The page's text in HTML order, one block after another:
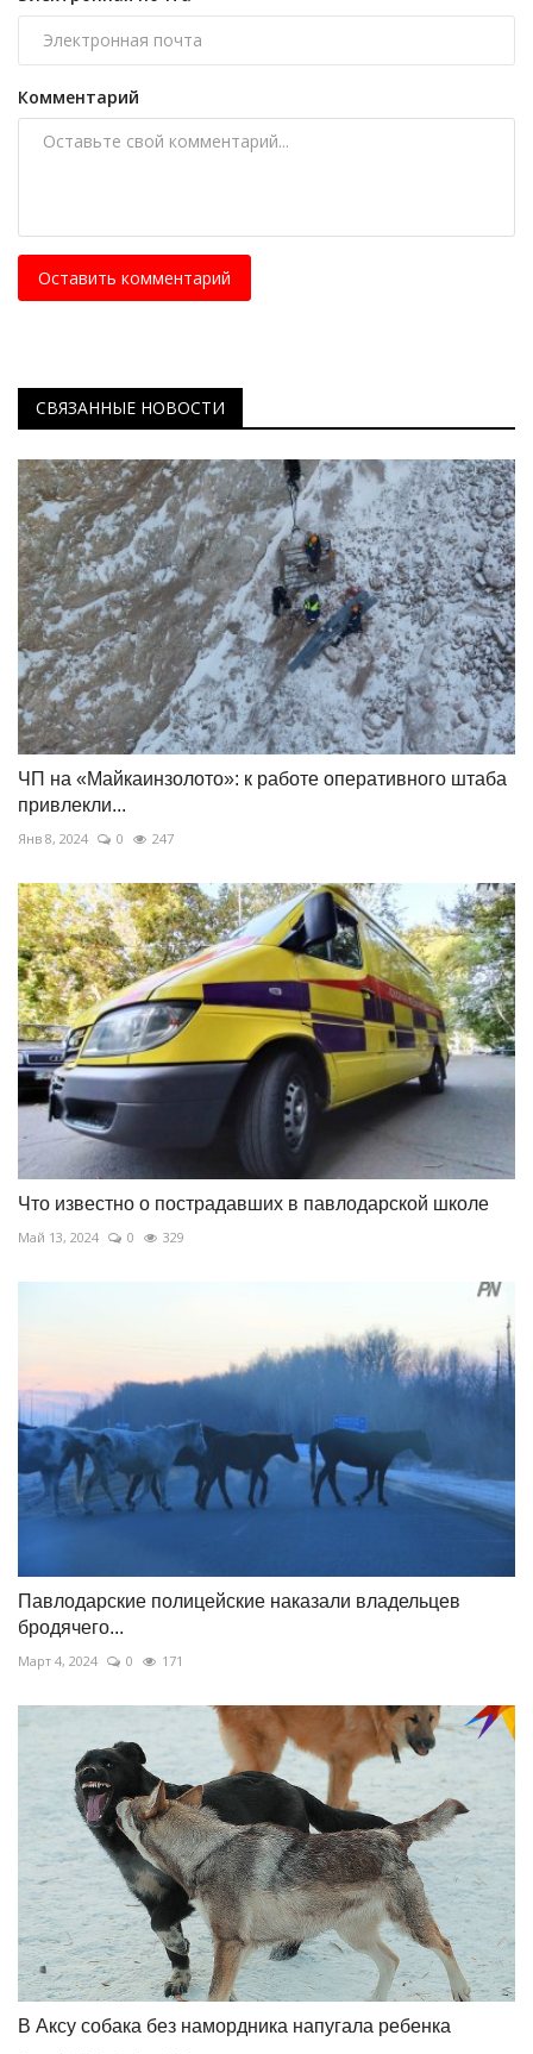
Комментарий
Оставить комментарий
СВЯЗАННЫЕ НОВОСТИ
ЧП на «Майкаинзолото»: к работе оперативного штаба
привлекли...
Янв 8, 2024 0 247
Что известно о пострадавших в павлодарской школе
Май 13, 2024 0 329
Павлодарские полицейские наказали владельцев
бродячего...
Март 4, 2024 0 171
В Аксу собака без намордника напугала ребенка